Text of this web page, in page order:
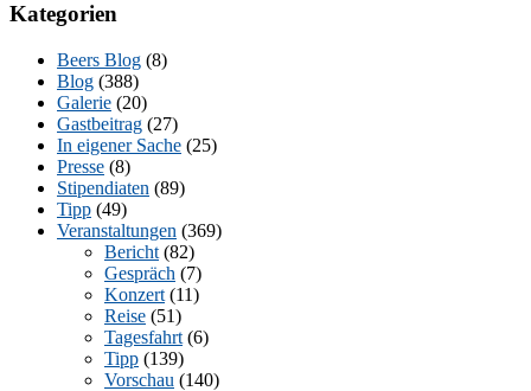
Kategorien
Beers Blog (8)
Blog (388)
Galerie (20)
Gastbeitrag (27)
In eigener Sache (25)
Presse (8)
Stipendiaten (89)
Tipp (49)
Veranstaltungen (369)
Bericht (82)
Gespräch (7)
Konzert (11)
Reise (51)
Tagesfahrt (6)
Tipp (139)
Vorschau (140)